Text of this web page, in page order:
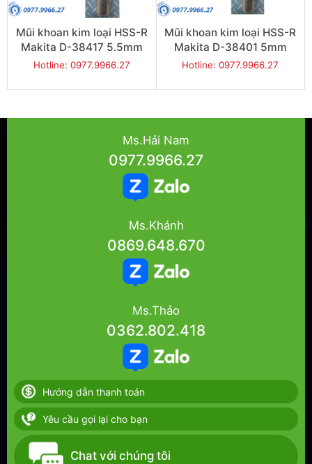
Mũi khoan kim loại HSS-R
Makita D-38417 5.5mm
Hotline: 0977.9966.27
Mũi khoan kim loại HSS-R
Makita D-38401 5mm
Hotline: 0977.9966.27
Ms.Hải Nam
0977.9966.27
Ms.Khánh
0869.648.670
Ms.Thảo
0362.802.418
Hướng dẫn thanh toán
Yêu cầu gọi lại cho bạn
Chat với chúng tôi